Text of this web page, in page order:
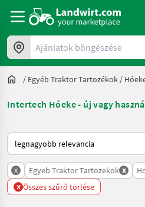
Ajánlatok böngészése
/ Egyéb Traktor Tartozékok /
Intertech Hóeke - új vagy
Így van sorba rendezve a
x Egyeb Traktor Tartozekok x
x Összes szűrő törlése